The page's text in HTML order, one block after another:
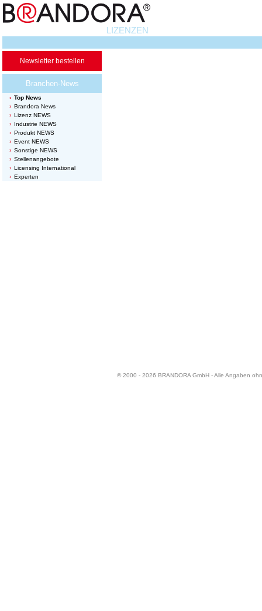
LIZENZEN
Newsletter bestellen
Branchen-News
Top News
Brandora News
Lizenz NEWS
Industrie NEWS
Produkt NEWS
Event NEWS
Sonstige NEWS
Stellenangebote
Licensing International
Experten
© 2000 - 2026 BRANDORA GmbH - Alle Angaben